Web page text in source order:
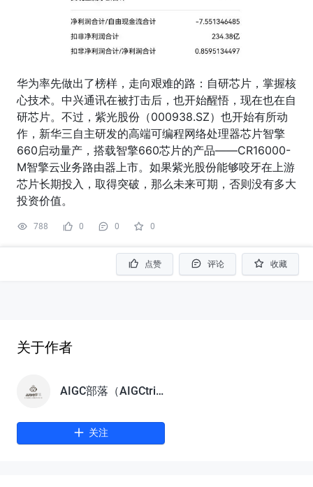
华为率先做出了榜样，走向艰难的路：自研芯片，掌握核
心技术。中兴通讯在被打击后，也开始醒悟，现在也在自
研芯片。不过，紫光股份（000938.SZ）也开始有所动
作，新华三自主研发的高端可编程网络处理器芯片智擎
660启动量产，搭载智擎660芯片的产品——CR16000-
M智擎云业务路由器上市。如果紫光股份能够咬牙在上游
芯片长期投入，取得突破，那么未来可期，否则没有多大
投资价值。
788 0 0 0
点赞 评论 收藏
关于作者
AIGC部落（AIGCtribe）
关注